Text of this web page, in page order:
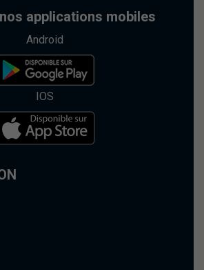
applications mobiles
Android
IOS